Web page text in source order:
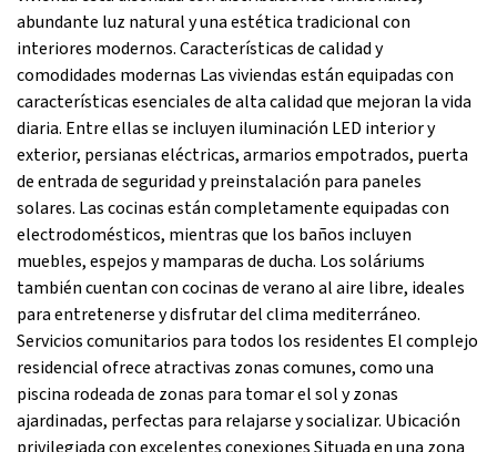
abundante luz natural y una estética tradicional con
interiores modernos. Características de calidad y
comodidades modernas Las viviendas están equipadas con
características esenciales de alta calidad que mejoran la vida
diaria. Entre ellas se incluyen iluminación LED interior y
exterior, persianas eléctricas, armarios empotrados, puerta
de entrada de seguridad y preinstalación para paneles
solares. Las cocinas están completamente equipadas con
electrodomésticos, mientras que los baños incluyen
muebles, espejos y mamparas de ducha. Los soláriums
también cuentan con cocinas de verano al aire libre, ideales
para entretenerse y disfrutar del clima mediterráneo.
Servicios comunitarios para todos los residentes El complejo
residencial ofrece atractivas zonas comunes, como una
piscina rodeada de zonas para tomar el sol y zonas
ajardinadas, perfectas para relajarse y socializar. Ubicación
privilegiada con excelentes conexiones Situada en una zona